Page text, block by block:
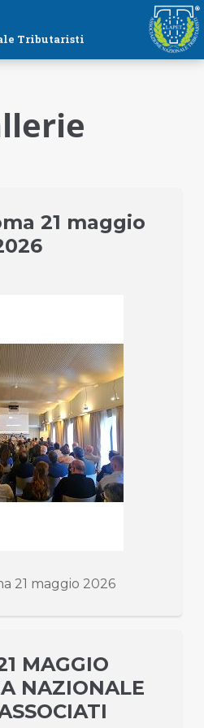
Tributaristi
21 maggio
21 maggio 2026
MAGGIO
NAZIONALE